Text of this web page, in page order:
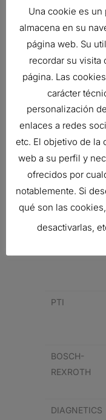
BEHRINGER
MP FILTRI
PTI
BOSCH-
REXROTH
DIAGNETICS
Una cookie es
almacena en su
página web. Su
recordar su visita
página. Las
carácter
personalización
enlaces a redes
etc. El objetivo de la
web a su perfil y
ofrecidos por
notablemente. Si
qué son las
desactivarlas,